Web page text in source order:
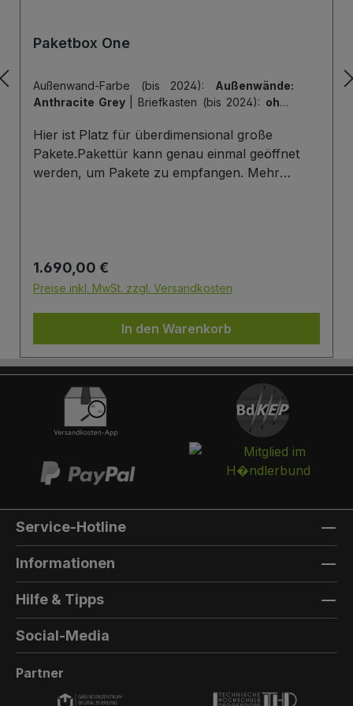
Paketbox One
Außenwand-Farbe (bis 2024): Außenwände:
Anthracite Grey
Briefkasten (bis 2024): ohne
Hintertür | Tiefe der Paketbox (bis 2024):
cm Außenmaß (Standard) | Tür-Farbe (bis
2024):Tür: Anthracite Grey
Hier ist Platz für überdimensional große
Pakete.Pakettür kann genau einmal geöffnet
werden, um Pakete zu empfangen. Mehr
Die Tür wird immer mit einem Halbzylinder
ausgestattet. Das heißt, Sie können den selben
Ihrer Haustüre haben und die Paketbox mit
dem selben Schlüssel öffnen.
Briefkasten:Optional kann ein Briefkasten
integriert werden. Die Post landet in einem
separaten und absperrbaren Auffangkorb.
Hintertür:Auf der Rückseite können Sie eine
Hintertür integrieren. Die Farbe der Hintertür ist
immer die gleiche Farbe, wie die Türfarbe
vorne. Außenmaterial: 8mm HPL(High
Firma Trespa Bei Sonderfarbe: Bezeichnung
der TürfarbeGeben Sie hier den Namen Ihrer
Wunschfarbe an.Die Lieferzeit bei
Sonderfarben verlängert sich um 5 bis 6
AußenfarbeGeben Sie hier den Namen der
Wunschfarbe an.Hinweis: Falls Sie die Türfarbe
in der selben Farbe wie die Außenwandfarbe
berechnet wird.Die Lieferzeit bei Sonderfarben
Regulärer Preis:
1.690,00 €
Preise inkl. MwSt. zzgl. Versandkosten
In den Warenkorb
Service-Hotline
Informationen
Hilfe & Tipps
Social-Media
Partner